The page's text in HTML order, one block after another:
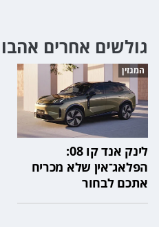
גולשים אחרים אהבו
המגזין
לינק אנד קו 08:
הפלאג־אין שלא מכריח
אתכם לבחור